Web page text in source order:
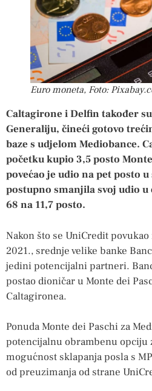
Euro moneta, Foto:
Caltagirone i Delfin također
Generaliju, čineći gotovo
baze s udjelom Mediobance.
početku kupio 3,5 posto
povećao je udio na pet posto
postupno smanjila svoj udio u
68 na 11,7 posto.
Nakon što se UniCredit
2021., srednje velike banke
jedini potencijalni partneri.
postao dioničar u Monte dei
Caltagironea.
Ponuda Monte dei Paschi za
potencijalnu obrambenu opciju
mogućnost sklapanja posla s
od preuzimanja od strane